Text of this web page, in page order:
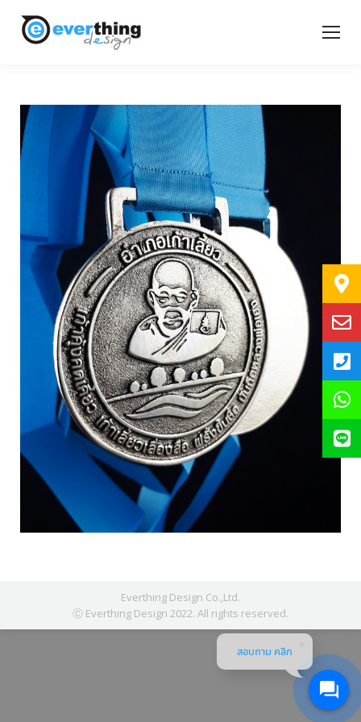
Everthing Design Co.,Ltd.
Ⓒ Everthing Design 2022. All rights reserved.
สอบถาม คลิก